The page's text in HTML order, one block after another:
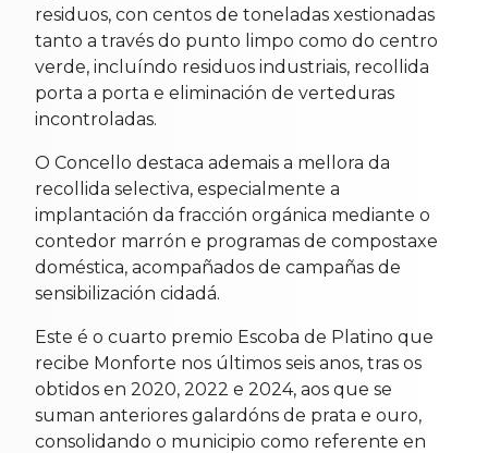
residuos, con centos de toneladas xestionadas
tanto a través do punto limpo como do centro
verde, incluíndo residuos industriais, recollida
porta a porta e eliminación de verteduras
incontroladas.
O Concello destaca ademais a mellora da
recollida selectiva, especialmente a
implantación da fracción orgánica mediante o
contedor marrón e programas de compostaxe
doméstica, acompañados de campañas de
sensibilización cidadá.
Este é o cuarto premio Escoba de Platino que
recibe Monforte nos últimos seis anos, tras os
obtidos en 2020, 2022 e 2024, aos que se
suman anteriores galardóns de prata e ouro,
consolidando o municipio como referente en